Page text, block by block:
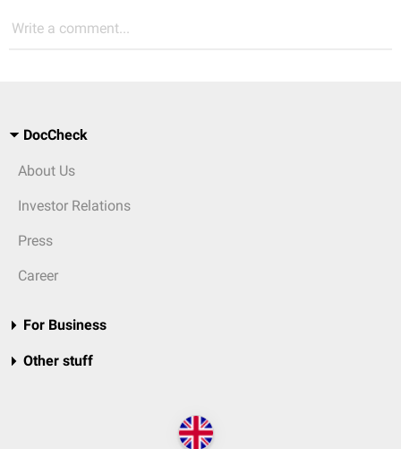
Write a comment...
DocCheck
About Us
Investor Relations
Press
Career
For Business
Other stuff